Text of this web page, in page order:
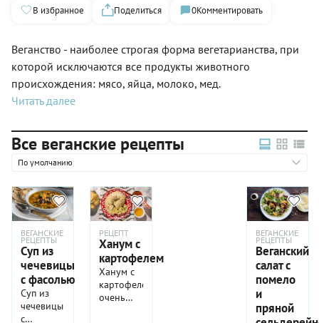
В избранное Поделиться 0Комментировать
Веганство - наиболее строгая форма вегетарианства, при
которой исключаются все продукты животного
происхождения: мясо, яйца, молоко, мед.
Читать далее
Все веганские рецепты
По умолчанию
ВЕГАНСКИЕ
РЕЦЕПТЫ
Суп из
чечевицы
с фасолью
Суп из
чечевицы
с
РЕЦЕПТ
Ханум с
картофелем
Ханум с
картофелем
очень
ВЕГАНСКИЕ
РЕЦЕПТЫ
Веганский
салат с
помело
и
пряной